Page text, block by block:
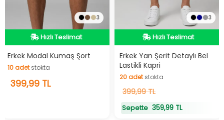
3
Hızlı Teslimat
Hızlı Teslimat
Erkek Modal Kumaş Şort
10adetstokta
10adetstokta
399,99 TL
3
Hızlı Teslimat
Hızlı Teslimat
Erkek Yan Şerit Detaylı Bel
Lastikli Kapri
20adetstokta
20adetstokta
399,99 TL
Sepette 359,99 TL